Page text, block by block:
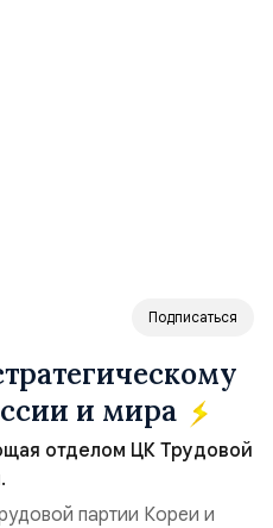
Подписаться
и мира
отделом ЦК Трудовой
партии Кореи и